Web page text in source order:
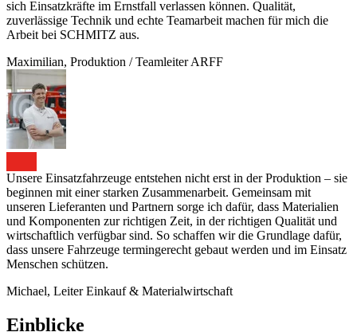
sich Einsatzkräfte im Ernstfall verlassen können. Qualität,
zuverlässige Technik und echte Teamarbeit machen für mich die
Arbeit bei SCHMITZ aus.
Maximilian, Produktion / Teamleiter ARFF
Unsere Einsatzfahrzeuge entstehen nicht erst in der Produktion – sie
beginnen mit einer starken Zusammenarbeit. Gemeinsam mit
unseren Lieferanten und Partnern sorge ich dafür, dass Materialien
und Komponenten zur richtigen Zeit, in der richtigen Qualität und
wirtschaftlich verfügbar sind. So schaffen wir die Grundlage dafür,
dass unsere Fahrzeuge termingerecht gebaut werden und im Einsatz
Menschen schützen.
Michael, Leiter Einkauf & Materialwirtschaft
Einblicke